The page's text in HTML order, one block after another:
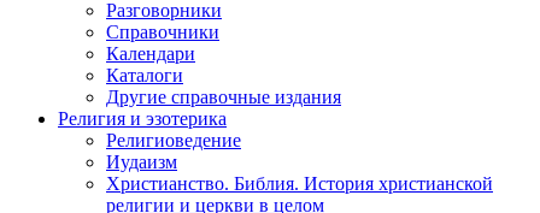
Разговорники
Справочники
Календари
Каталоги
Другие справочные издания
Религия и эзотерика
Религиоведение
Иудаизм
Христианство. Библия. История христианской
религии и церкви в целом